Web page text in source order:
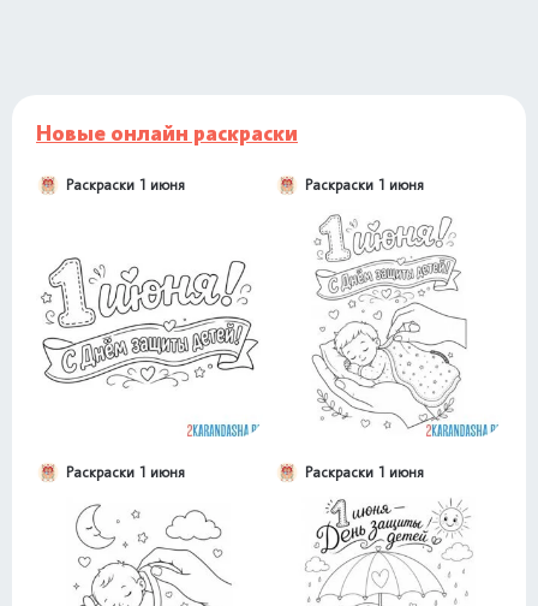
Новые онлайн раскраски
Раскраски 1 июня Раскраски 1 июня
Раскраски 1 июня Раскраски 1 июня